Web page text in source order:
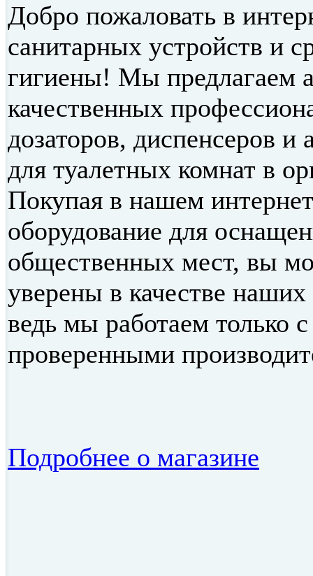
Добро пожаловать в
санитарных устройств и
гигиены! Мы предлагаем
качественных
дозаторов, диспенсеров и
для туалетных комнат в
Покупая в нашем
оборудование для
общественных мест, вы
уверены в качестве наших
ведь мы работаем только с
проверенными
Подробнее о магазине